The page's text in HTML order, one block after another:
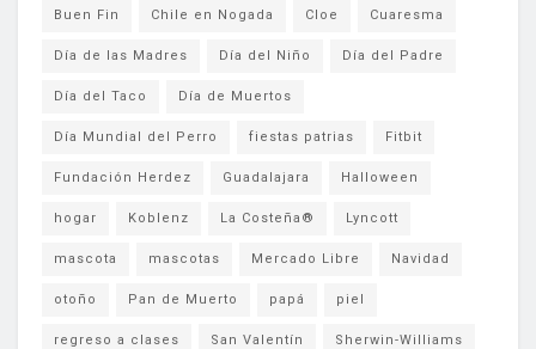
Buen Fin Chile en Nogada Cloe Cuaresma
Día de las Madres Día del Niño Día del Padre
Día del Taco Día de Muertos
Día Mundial del Perro fiestas patrias Fitbit
Fundación Herdez Guadalajara Halloween
hogar Koblenz La Costeña® Lyncott
mascota mascotas Mercado Libre Navidad
otoño Pan de Muerto papá piel
regreso a clases San Valentín Sherwin-Williams